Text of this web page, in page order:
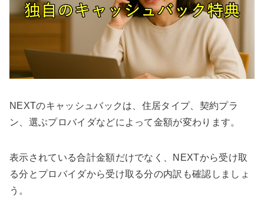
NEXTのキャッシュバックは、住居タイプ、契約プラ
ン、選ぶプロバイダなどによって金額が変わります。
表示されている合計金額だけでなく、NEXTから受け取
る分とプロバイダから受け取る分の内訳も確認しましょ
う。